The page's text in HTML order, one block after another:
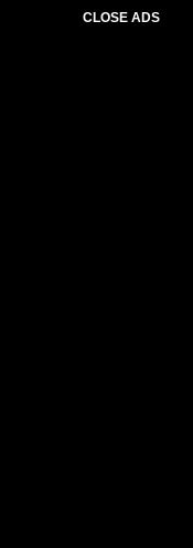
CLOSE ADS